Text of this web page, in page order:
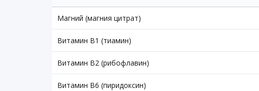
Магний (магния цитрат)
Витамин B1 (тиамин)
Витамин B2 (рибофлавин)
Витамин B6 (пиридоксин)